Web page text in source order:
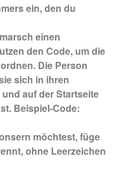
ein, den du
einen
den Code, um die
Die Person
sich in ihren
auf der Startseite
Beispiel-Code:
möchtest, füge
ohne Leerzeichen